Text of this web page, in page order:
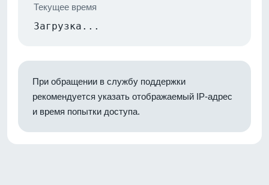
Текущее время
Загрузка...
При обращении в службу поддержки
рекомендуется указать отображаемый IP-адрес
и время попытки доступа.